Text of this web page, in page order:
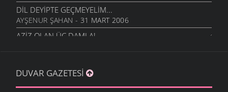
DIL DEYIPTE GEÇMEYELIM...
AYŞENUR ŞAHAN - 31 MART 2006
AZIZ OLAN ÜÇ DAMLA!
AYŞENUR ŞAHAN- 20 ARALIK 2005
DUVAR GAZETESI